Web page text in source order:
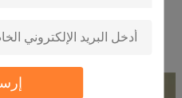
لن تهتز الماكينة في النقل بقطع خشبية
محطة اهتزاز سهلة ستثبت بحبل صلب.
سوف معبأة آلة طويلة انفصال.